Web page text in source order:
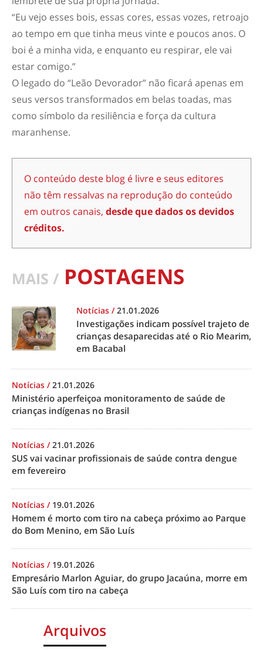
“Eu vejo esses bois, essas cores, essas vozes, retroajo
ao tempo em que tinha meus vinte e poucos anos. O
boi é a minha vida, e enquanto eu respirar, ele vai
estar comigo.”
O legado do “Leão Devorador” não ficará apenas em
seus versos transformados em belas toadas, mas
como símbolo da resiliência e força da cultura
maranhense.
O conteúdo deste blog é livre e seus editores
não têm ressalvas na reprodução do conteúdo
em outros canais, desde que dados os devidos
créditos.
MAIS / POSTAGENS
Notícias /21.01.2026
Investigações indicam possível trajeto de
crianças desaparecidas até o Rio Mearim,
em Bacabal
Notícias /21.01.2026
Ministério aperfeiçoa monitoramento de saúde de
crianças indígenas no Brasil
Notícias /21.01.2026
SUS vai vacinar profissionais de saúde contra dengue
em fevereiro
Notícias / 19.01.2026
Homem é morto com tiro na cabeça próximo ao Parque
do Bom Menino, em São Luís
Notícias / 19.01.2026
Empresário Marlon Aguiar, do grupo Jacaúna, morre em
São Luís com tiro na cabeça
Arquivos